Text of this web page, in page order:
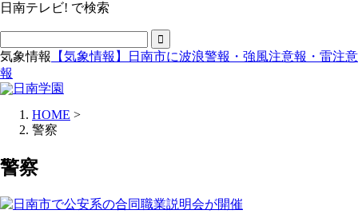
日南テレビ! で検索
気象情報
【気象情報】日南市に波浪警報・強風注意報・雷注意
報
HOME >
警察
警察